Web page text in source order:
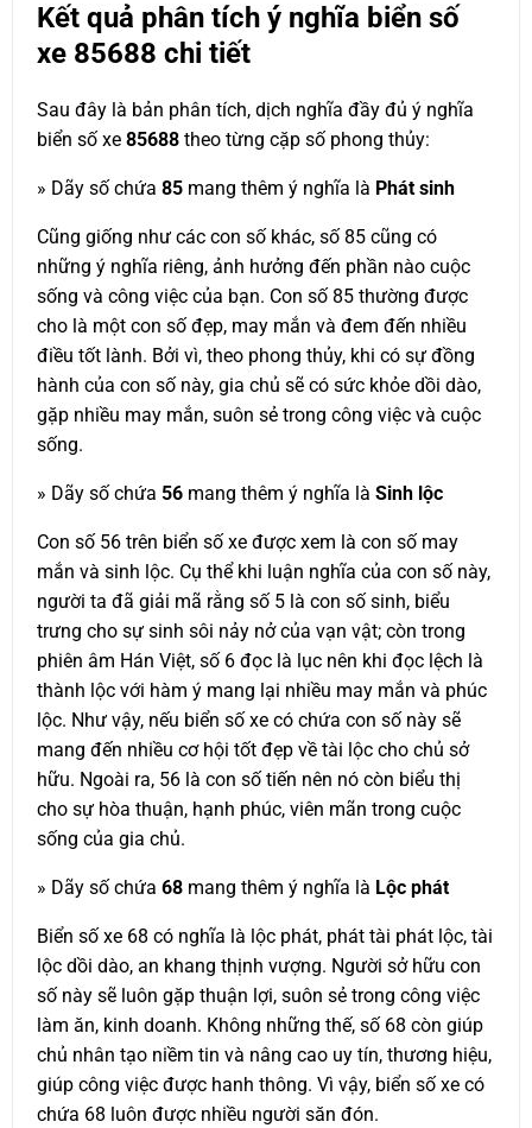
Kết quả phân tích ý nghĩa biển số
xe 85688 chi tiết
Sau đây là bản phân tích, dịch nghĩa đầy đủ ý nghĩa
biển số xe 85688 theo từng cặp số phong thủy:
» Dãy số chứa 85 mang thêm ý nghĩa là Phát sinh
Cũng giống như các con số khác, số 85 cũng có
những ý nghĩa riêng, ảnh hưởng đến phần nào cuộc
sống và công việc của bạn. Con số 85 thường được
cho là một con số đẹp, may mắn và đem đến nhiều
điều tốt lành. Bởi vì, theo phong thủy, khi có sự đồng
hành của con số này, gia chủ sẽ có sức khỏe dồi dào,
gặp nhiều may mắn, suôn sẻ trong công việc và cuộc
sống.
» Dãy số chứa 56 mang thêm ý nghĩa là Sinh lộc
Con số 56 trên biển số xe được xem là con số may
mắn và sinh lộc. Cụ thể khi luận nghĩa của con số này,
người ta đã giải mã rằng số 5 là con số sinh, biểu
trưng cho sự sinh sôi nảy nở của vạn vật; còn trong
phiên âm Hán Việt, số 6 đọc là lục nên khi đọc lệch là
thành lộc với hàm ý mang lại nhiều may mắn và phúc
lộc. Như vậy, nếu biển số xe có chứa con số này sẽ
mang đến nhiều cơ hội tốt đẹp về tài lộc cho chủ sở
hữu. Ngoài ra, 56 là con số tiến nên nó còn biểu thị
cho sự hòa thuận, hạnh phúc, viên mãn trong cuộc
sống của gia chủ.
» Dãy số chứa 68 mang thêm ý nghĩa là Lộc phát
Biển số xe 68 có nghĩa là lộc phát, phát tài phát lộc, tài
lộc dồi dào, an khang thịnh vượng. Người sở hữu con
số này sẽ luôn gặp thuận lợi, suôn sẻ trong công việc
làm ăn, kinh doanh. Không những thế, số 68 còn giúp
chủ nhân tạo niềm tin và nâng cao uy tín, thương hiệu,
giúp công việc được hanh thông. Vì vậy, biển số xe có
chứa 68 luôn được nhiều người săn đón.